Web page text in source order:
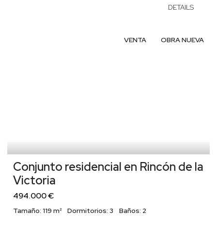
DETAILS
OBRA NUEVA
VENTA
Conjunto residencial en Rincón de la
Victoria
494.000 €
Tamaño: 119 m² Dormitorios: 3 Baños: 2